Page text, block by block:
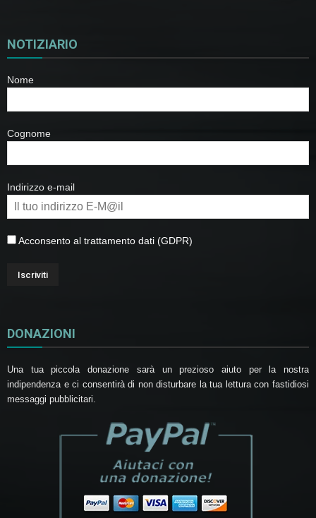
NOTIZIARIO
Nome
Cognome
Indirizzo e-mail
Acconsento al trattamento dati (GDPR)
DONAZIONI
Una tua piccola donazione sarà un prezioso aiuto per la nostra
indipendenza e ci consentirà di non disturbare la tua lettura con fastidiosi
messaggi pubblicitari.